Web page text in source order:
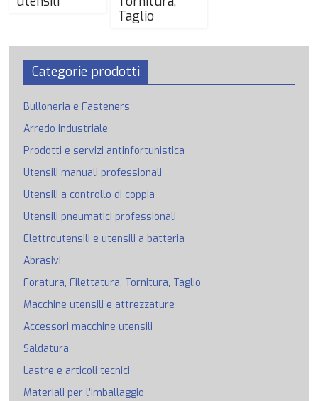
Taglio
Categorie prodotti
Bulloneria e Fasteners
Arredo industriale
Prodotti e servizi antinfortunistica
Utensili manuali professionali
Utensili a controllo di coppia
Utensili pneumatici professionali
Elettroutensili e utensili a batteria
Abrasivi
Foratura, Filettatura, Tornitura, Taglio
Macchine utensili e attrezzature
Accessori macchine utensili
Saldatura
Lastre e articoli tecnici
Materiali per l’imballaggio